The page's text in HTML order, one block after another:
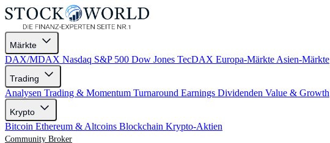
Märkte
DAX/MDAX Nasdaq S&P 500 Dow Jones TecDAX Europa-Märkte Asien-Märkte
Trading
Analysen Trading & Momentum Turnaround Earnings Dividenden Value & Growth
Krypto
Bitcoin Ethereum & Altcoins Blockchain Krypto-Aktien
Community Broker